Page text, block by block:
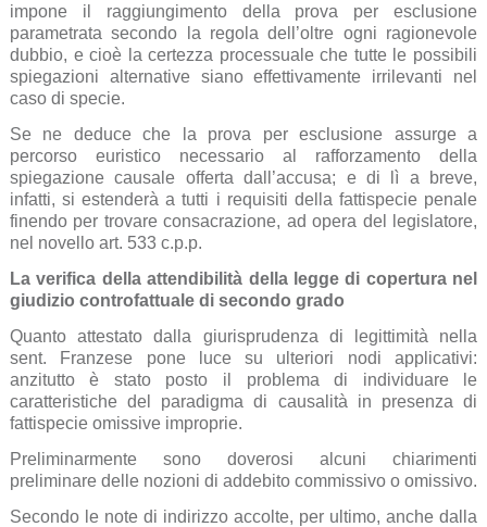
impone il raggiungimento della prova per esclusione
parametrata secondo la regola dell’oltre ogni ragionevole
dubbio, e cioè la certezza processuale che tutte le possibili
spiegazioni alternative siano effettivamente irrilevanti nel
caso di specie.
Se ne deduce che la prova per esclusione assurge a
percorso euristico necessario al rafforzamento della
spiegazione causale offerta dall’accusa; e di lì a breve,
infatti, si estenderà a tutti i requisiti della fattispecie penale
finendo per trovare consacrazione, ad opera del legislatore,
nel novello art. 533 c.p.p.
La verifica della attendibilità della legge di copertura nel
giudizio controfattuale di secondo grado
Quanto attestato dalla giurisprudenza di legittimità nella
sent. Franzese pone luce su ulteriori nodi applicativi:
anzitutto è stato posto il problema di individuare le
caratteristiche del paradigma di causalità in presenza di
fattispecie omissive improprie.
Preliminarmente sono doverosi alcuni chiarimenti
preliminare delle nozioni di addebito commissivo o omissivo.
Secondo le note di indirizzo accolte, per ultimo, anche dalla